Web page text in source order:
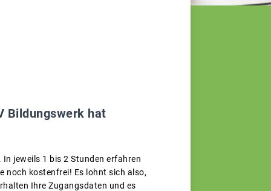
Bildungswerk hat
jeweils 1 bis 2 Stunden erfahren
noch kostenfrei! Es lohnt sich also,
Ihre Zugangsdaten und es